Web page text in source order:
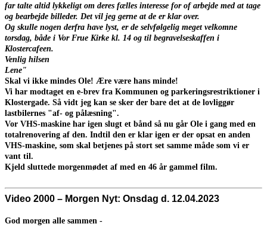
far talte altid lykkeligt om deres fælles interesse for of arbejde med at tage
og bearbejde billeder. Det vil jeg gerne at de er klar over.
Og skulle nogen derfra have lyst, er de selvfølgelig meget velkomne
torsdag, både i Vor Frue Kirke kl. 14 og til begravelseskaffen i
Klostercafeen.
Venlig hilsen
Lene"
Skal vi ikke mindes Ole! Ære være hans minde!
Vi har modtaget en e-brev fra Kommunen og parkeringsrestriktioner i
Klostergade. Så vidt jeg kan se sker der bare det at de lovliggør
lastbilernes "af- og pålæsning".
Vor VHS-maskine har igen slugt et bånd så nu går Ole i gang med en
totalrenovering af den. Indtil den er klar igen er der opsat en anden
VHS-maskine, som skal betjenes på stort set samme måde som vi er
vant til.
Kjeld sluttede morgenmødet af med en 46 år gammel film.
Video 2000 – Morgen Nyt: Onsdag d. 12.04.2023
God morgen alle sammen -